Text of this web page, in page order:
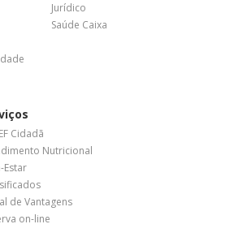
Jurídico
Saúde Caixa
Cidadã
Nutricional
Estar
de Vantagens
on-line